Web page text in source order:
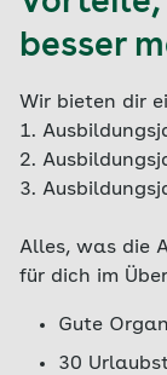
besser
Wir bieten dir
1.
2.
3.
Alles, was die
für dich im
Gute
30